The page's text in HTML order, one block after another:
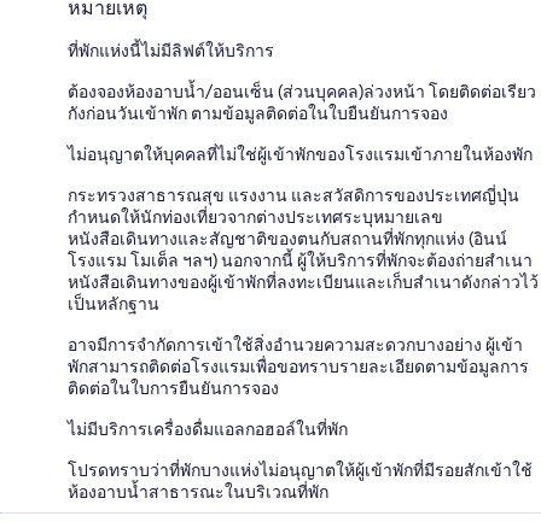
หมายเหตุ
ที่พักแห่งนี้ไม่มีลิฟต์ให้บริการ
ต้องจองห้องอาบน้ำ/ออนเซ็น (ส่วนบุคคล)ล่วงหน้า โดยติดต่อเรียว
กังก่อนวันเข้าพัก ตามข้อมูลติดต่อในใบยืนยันการจอง
ไม่อนุญาตให้บุคคลที่ไม่ใช่ผู้เข้าพักของโรงแรมเข้าภายในห้องพัก
กระทรวงสาธารณสุข แรงงาน และสวัสดิการของประเทศญี่ปุ่น
กำหนดให้นักท่องเที่ยวจากต่างประเทศระบุหมายเลข
หนังสือเดินทางและสัญชาติของตนกับสถานที่พักทุกแห่ง (อินน์
โรงแรม โมเต็ล ฯลฯ) นอกจากนี้ ผู้ให้บริการที่พักจะต้องถ่ายสำเนา
หนังสือเดินทางของผู้เข้าพักที่ลงทะเบียนและเก็บสำเนาดังกล่าวไว้
เป็นหลักฐาน
อาจมีการจำกัดการเข้าใช้สิ่งอำนวยความสะดวกบางอย่าง ผู้เข้า
พักสามารถติดต่อโรงแรมเพื่อขอทราบรายละเอียดตามข้อมูลการ
ติดต่อในใบการยืนยันการจอง
ไม่มีบริการเครื่องดื่มแอลกอฮอล์ในที่พัก
โปรดทราบว่าที่พักบางแห่งไม่อนุญาตให้ผู้เข้าพักที่มีรอยสักเข้าใช้
ห้องอาบน้ำสาธารณะในบริเวณที่พัก